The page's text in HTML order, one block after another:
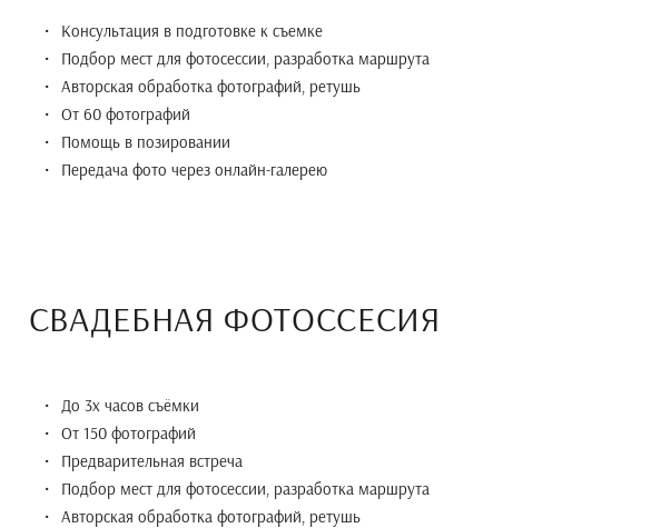
Консультация в подготовке к съемке
Подбор мест для фотосессии, разработка маршрута
Авторская обработка фотографий, ретушь
От 60 фотографий
Помощь в позировании
Передача фото через онлайн-галерею
СВАДЕБНАЯ ФОТОССЕСИЯ
До 3х часов съёмки
От 150 фотографий
Предварительная встреча
Подбор мест для фотосессии, разработка маршрута
Авторская обработка фотографий, ретушь